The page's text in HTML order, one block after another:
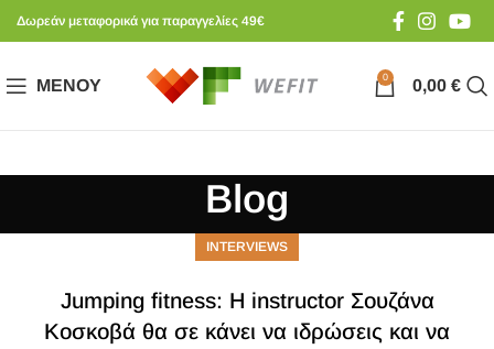
Δωρεάν μεταφορικά για παραγγελίες 49€
ΜΕΝΟΎ 0 0,00 €
Blog
INTERVIEWS
Jumping fitness: Η instructor Σουζάνα
Κοσκοβά θα σε κάνει να ιδρώσεις και να